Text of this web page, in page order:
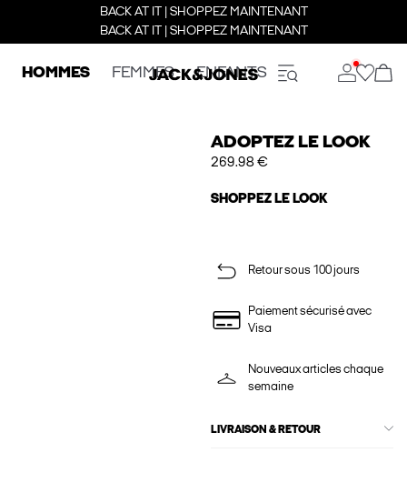
BACK AT IT | SHOPPEZ MAINTENANT
BACK AT IT | SHOPPEZ MAINTENANT
HOMMES FEMMES ENFANTS
ADOPTEZ LE LOOK
269.98 €
SHOPPEZ LE LOOK
Retour sous 100 jours
Paiement sécurisé avec
Visa
Nouveaux articles chaque
semaine
LIVRAISON & RETOUR